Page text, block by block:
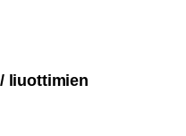
liuottimien